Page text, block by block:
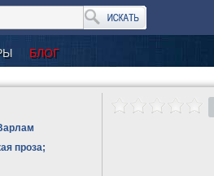
БЛОГ
проза;